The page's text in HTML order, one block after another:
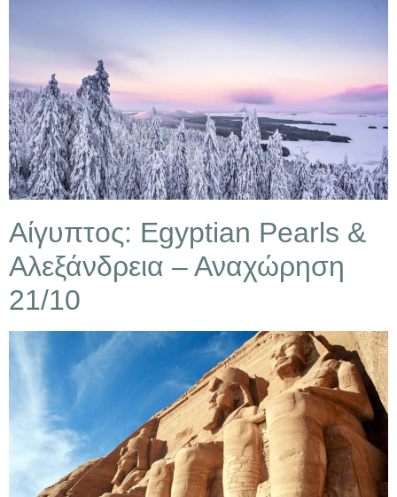
Αίγυπτος: Egyptian Pearls &
Αλεξάνδρεια – Αναχώρηση
21/10